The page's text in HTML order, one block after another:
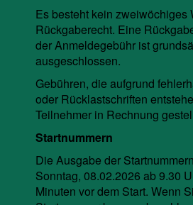
Es besteht kein zweiwöchiges
Rückgaberecht. Eine
der Anmeldegebühr ist
ausgeschlossen.
Gebühren, die aufgrund
oder Rücklastschriften
Teilnehmer in Rechnung
Startnummern
Die Ausgabe der
Sonntag, 08.02.2026 ab 9.30
Minuten vor dem Start. Wenn